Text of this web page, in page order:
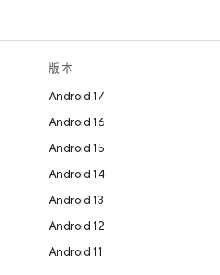
版本
Android 17
Android 16
Android 15
Android 14
Android 13
Android 12
Android 11